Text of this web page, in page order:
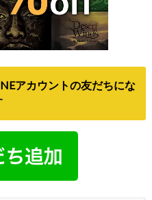
アカウントの友だちにな